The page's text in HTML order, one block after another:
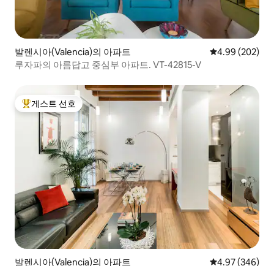
발렌시아(Valencia)의 아파트 평점 4.99점(5
4.99 (202)
루자파의 아름답고 중심부 아파트. VT-42815-V
상위 게스트 선호
게스트 선호
발렌시아(Valencia)의 아파트 평점 4.97점(5
4.97 (346)